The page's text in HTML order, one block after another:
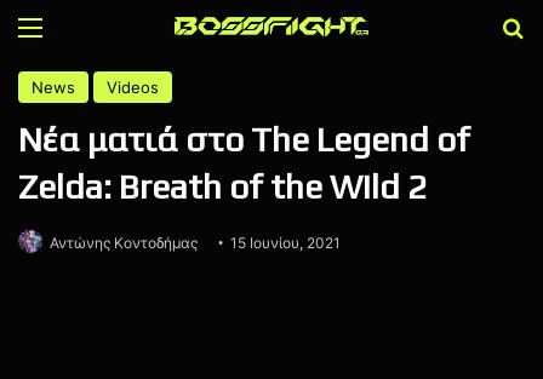
Menu
News Videos
Νέα ματιά στο The Legend of
Zelda: Breath of the Wild 2
Αντώνης Κοντοδήμας 15 Ιουνίου, 2021